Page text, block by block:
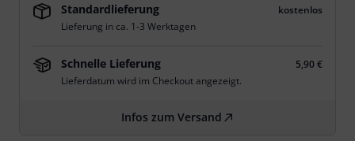
Standardlieferung
kostenlos
Lieferung in ca. 1-3 Werktagen
Schnelle Lieferung
5,90 €
Lieferdatum wird im Checkout angezeigt.
Infos zum Versand